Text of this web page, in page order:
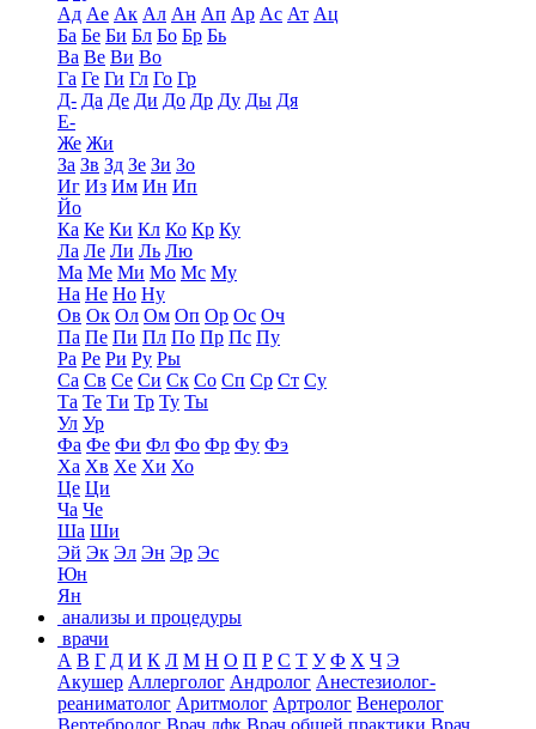
Ад Ае Ак Ал Ан Ап Ар Ас Ат Ац
Ба Бе Би Бл Бо Бр Бь
Ва Ве Ви Во
Га Ге Ги Гл Го Гр
Д- Да Де Ди До Др Ду Ды Дя
Е-
Же Жи
За Зв Зд Зе Зи Зо
Иг Из Им Ин Ип
Йо
Ка Ке Ки Кл Ко Кр Ку
Ла Ле Ли Ль Лю
Ма Ме Ми Мо Мс Му
На Не Но Ну
Ов Ок Ол Ом Оп Ор Ос Оч
Па Пе Пи Пл По Пр Пс Пу
Ра Ре Ри Ру Ры
Са Св Се Си Ск Со Сп Ср Ст Су
Та Те Ти Тр Ту Ты
Ул Ур
Фа Фе Фи Фл Фо Фр Фу Фэ
Ха Хв Хе Хи Хо
Це Ци
Ча Че
Ша Ши
Эй Эк Эл Эн Эр Эс
Юн
Ян
анализы и процедуры
врачи
А В Г Д И К Л М Н О П Р С Т У Ф Х Ч Э
Акушер Аллерголог Андролог Анестезиолог-
реаниматолог Аритмолог Артролог Венеролог
Вертебролог Врач лфк Врач общей практики Врач